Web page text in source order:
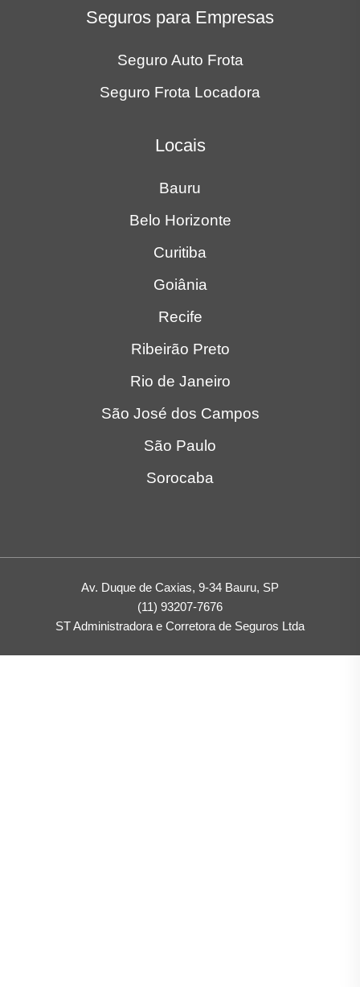
Seguros para Empresas
Seguro Auto Frota
Seguro Frota Locadora
Locais
Bauru
Belo Horizonte
Curitiba
Goiânia
Recife
Ribeirão Preto
Rio de Janeiro
São José dos Campos
São Paulo
Sorocaba
Av. Duque de Caxias, 9-34 Bauru, SP
(11) 93207-7676
ST Administradora e Corretora de Seguros Ltda